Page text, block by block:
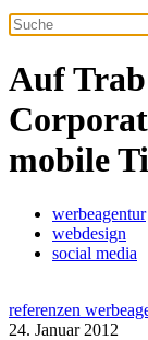
Auf Trab
mobile
werbeagentur
webdesign
social media
referenzen
24. Januar 2012